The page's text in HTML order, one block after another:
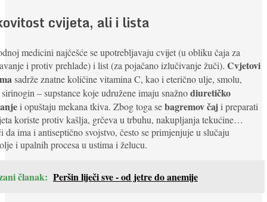
cvijeta, ali i lista
medicini najčešće se upotrebljavaju cvijet (u obliku čaja za
i protiv prehlade) i list (za pojačano izlučivanje žuči). Cvjetovi
sadrže znatne količine vitamina C, kao i eterično ulje, smolu,
– supstance koje udružene imaju snažnodiuretičko
i opuštaju mekana tkiva. Zbog toga sebagremov čaji preparati
koriste protiv kašlja, grčeva u trbuhu, nakupljanja tekućine…
da ima i antiseptično svojstvo, često se primjenjuje u slučaju
i upalnih procesa u ustima i želucu.
članak: Peršin liječi sve - od jetre do anemije